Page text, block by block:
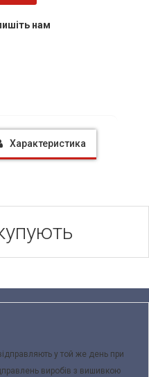
нам
Характеристика
у той же день при
виробів з вишивкою